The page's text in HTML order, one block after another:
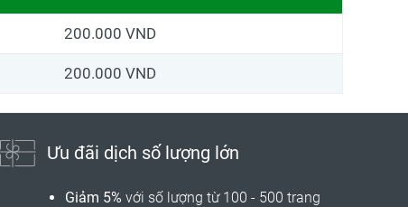
200.000 VND
200.000 VND
Ưu đãi dịch số lượng lớn
Giảm 5% với số lượng từ 100 - 500 trang